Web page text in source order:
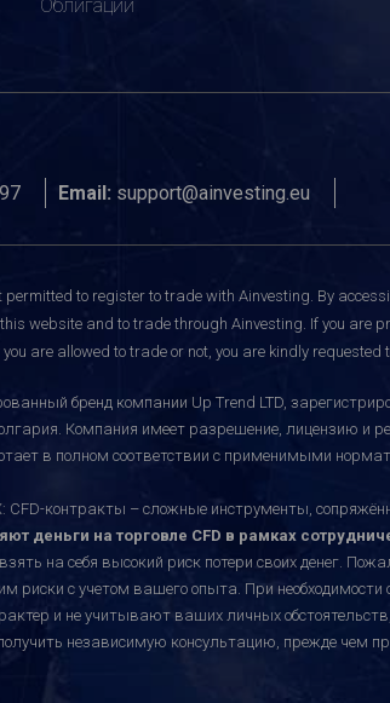
Облигации
Email: support@ainvesting.eu
permitted to register to trade with Ainvesting. By
website and to trade through Ainvesting. If you
are allowed to trade or not, you are kindly requested
бренд компании Up Trend LTD,
Компания имеет разрешение, лицензию и
в полном соответствии с применимыми
контракты – сложные инструменты,
деньги на торговле CFD в рамках
на себя высокий риск потери своих денег.
риски с учетом вашего опыта. При
и не учитывают ваших личных
независимую консультацию, прежде чем